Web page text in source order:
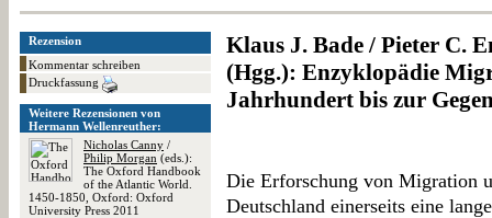
Rezension
Kommentar schreiben
Druckfassung
Weitere Rezensionen von
Hermann Wellenreuther:
Nicholas Canny /
Philip Morgan (eds.):
The Oxford Handbook
of the Atlantic World.
1450-1850, Oxford: Oxford
University Press 2011
Klaus J. Bade / Pieter C.
(Hgg.): Enzyklopädie
Jahrhundert bis zur
Die Erforschung von Migration
Deutschland einerseits eine